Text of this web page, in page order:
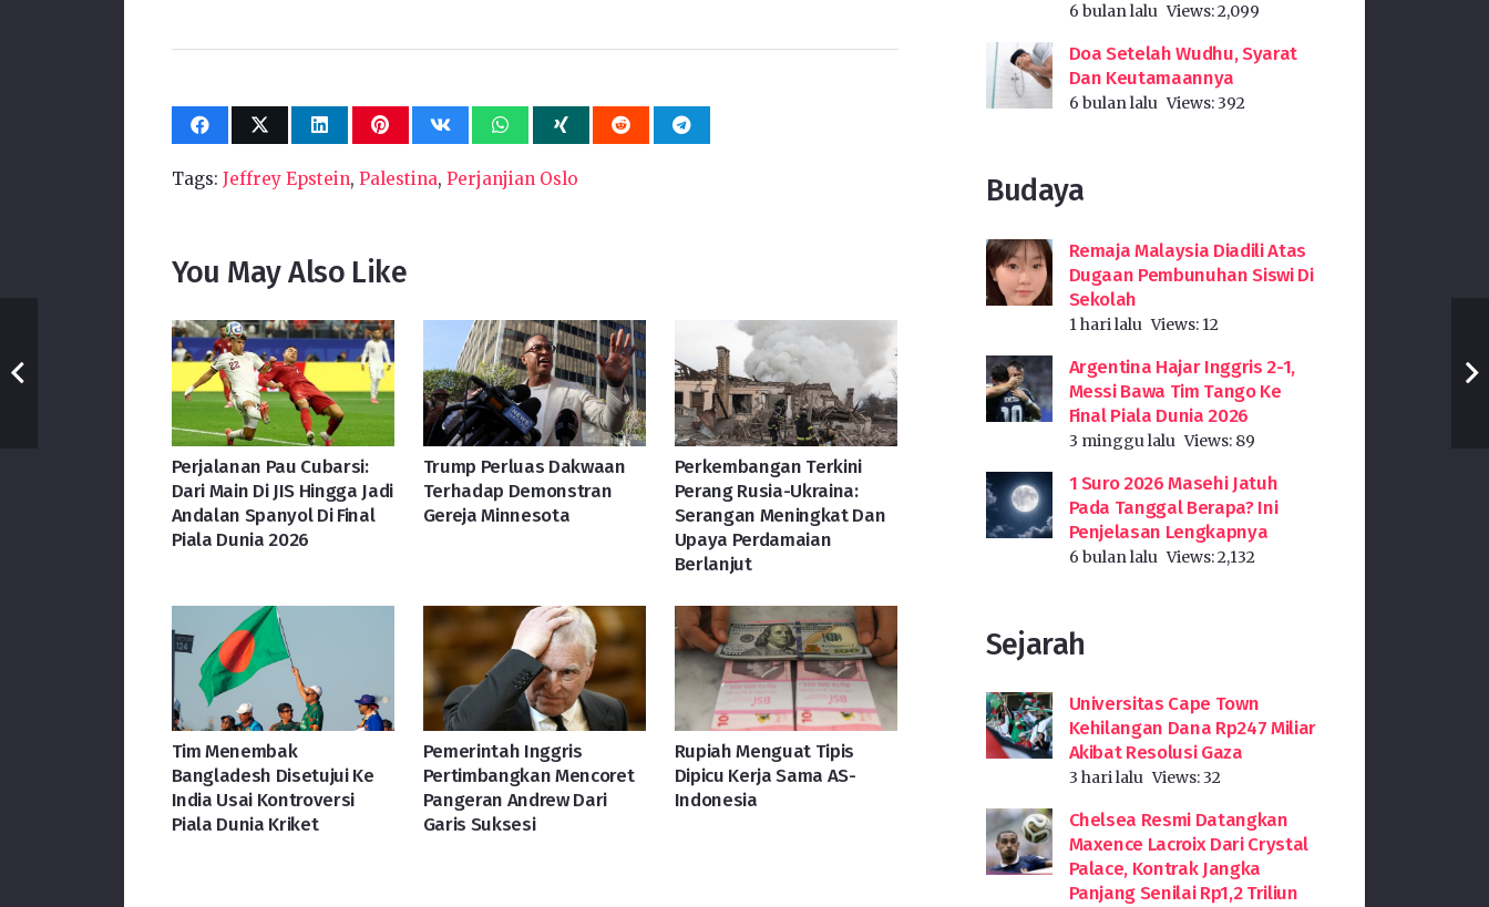
Tags: Jeffrey Epstein, Palestina, Perjanjian Oslo
You May Also Like
Perjalanan Pau Cubarsi:
Dari Main Di JIS Hingga Jadi
Andalan Spanyol Di Final
Piala Dunia 2026
Trump Perluas Dakwaan
Terhadap Demonstran
Gereja Minnesota
Perkembangan Terkini
Perang Rusia-Ukraina:
Serangan Meningkat Dan
Upaya Perdamaian
Berlanjut
Tim Menembak
Bangladesh Disetujui Ke
India Usai Kontroversi
Piala Dunia Kriket
Pemerintah Inggris
Pertimbangkan Mencoret
Pangeran Andrew Dari
Garis Suksesi
Rupiah Menguat Tipis
Dipicu Kerja Sama AS-
Indonesia
6 bulan lalu Views:2,099
Doa Setelah Wudhu, Syarat
Dan Keutamaannya
6 bulan lalu Views:392
Budaya
Remaja Malaysia Diadili Atas
Dugaan Pembunuhan Siswi Di
Sekolah
1 hari lalu Views: 12
Argentina Hajar Inggris 2-1,
Messi Bawa Tim Tango Ke
Final Piala Dunia 2026
3 minggu lalu Views: 89
1 Suro 2026 Masehi Jatuh
Pada Tanggal Berapa? Ini
Penjelasan Lengkapnya
6 bulan lalu Views:2,132
Sejarah
Universitas Cape Town
Kehilangan Dana Rp247 Miliar
Akibat Resolusi Gaza
3 hari lalu Views:32
Chelsea Resmi Datangkan
Maxence Lacroix Dari Crystal
Palace, Kontrak Jangka
Panjang Senilai Rp1,2 Triliun